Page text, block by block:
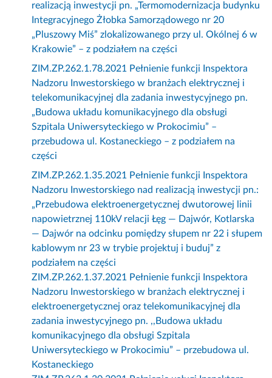
realizacją inwestycji pn. „Termomodernizacja budynku
Integracyjnego Żłobka Samorządowego nr 20
„Pluszowy Miś” zlokalizowanego przy ul. Okólnej 6 w
Krakowie” – z podziałem na części
ZIM.ZP.262.1.78.2021 Pełnienie funkcji Inspektora
Nadzoru Inwestorskiego w branżach elektrycznej i
telekomunikacyjnej dla zadania inwestycyjnego pn.
„Budowa układu komunikacyjnego dla obsługi
Szpitala Uniwersyteckiego w Prokocimiu” –
przebudowa ul. Kostaneckiego – z podziałem na
części
ZIM.ZP.262.1.35.2021 Pełnienie funkcji Inspektora
Nadzoru Inwestorskiego nad realizacją inwestycji pn.:
„Przebudowa elektroenergetycznej dwutorowej linii
napowietrznej 110kV relacji Łęg — Dajwór, Kotlarska
— Dajwór na odcinku pomiędzy słupem nr 22 i słupem
kablowym nr 23 w trybie projektuj i buduj” z
podziałem na części
ZIM.ZP.262.1.37.2021 Pełnienie funkcji Inspektora
Nadzoru Inwestorskiego w branżach elektrycznej i
elektroenergetycznej oraz telekomunikacyjnej dla
zadania inwestycyjnego pn. ,,Budowa układu
komunikacyjnego dla obsługi Szpitala
Uniwersyteckiego w Prokocimiu” – przebudowa ul.
Kostaneckiego